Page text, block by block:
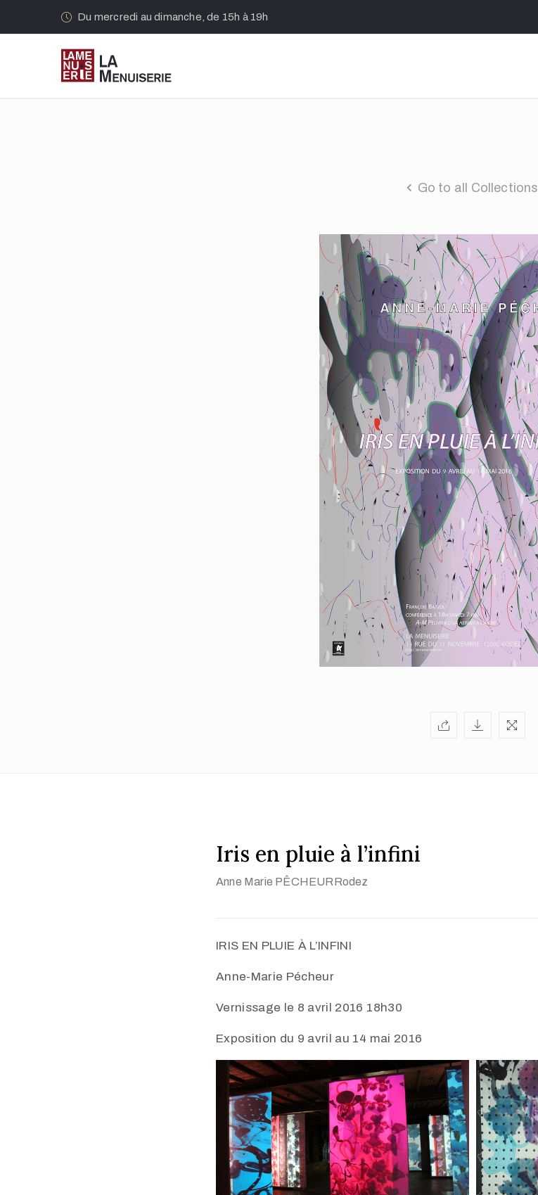
Du mercredi au dimanche, de 15h à 19h
Go to all Collections
Iris en pluie à l’infini
Anne Marie PÊCHEURRodez
IRIS EN PLUIE À L’INFINI
Anne-Marie Pécheur
Vernissage le 8 avril 2016 18h30
Exposition du 9 avril au 14 mai 2016